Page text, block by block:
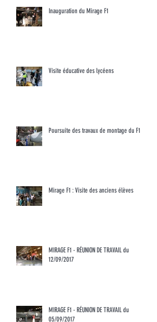
Inauguration du Mirage F1
Visite éducative des lycéens
Poursuite des travaux de montage du F1
Mirage F1 : Visite des anciens élèves
MIRAGE F1 - RÉUNION DE TRAVAIL du
12/09/2017
MIRAGE F1 - RÉUNION DE TRAVAIL du
05/09/2017